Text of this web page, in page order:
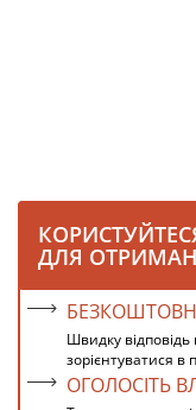
ДЛЯ
Швидку
зорієнтуватися в
ОГОЛОСІТЬ